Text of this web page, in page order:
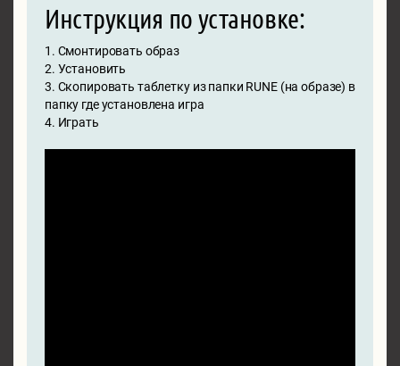
Инструкция по установке:
1. Смонтировать образ
2. Установить
3. Скопировать таблетку из папки RUNE (на образе) в
папку где установлена игра
4. Играть